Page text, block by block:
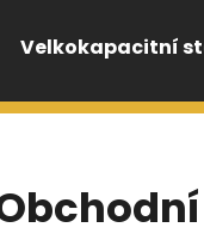
Velkokapacitní